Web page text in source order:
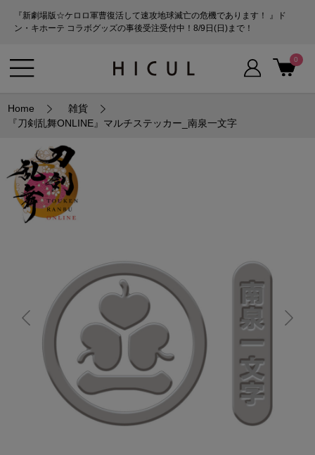
『新劇場版☆ケロロ軍曹復活して速攻地球滅亡の危機であります！ 』ド
ン・キホーテ コラボグッズの事後受注受付中！8/9日(日)まで！
0
Home
雑貨
『刀剣乱舞ONLINE』マルチステッカー_南泉一文字